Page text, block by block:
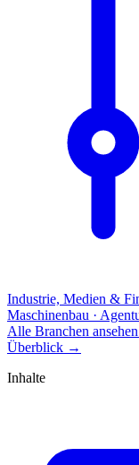
Industrie, Medien &
Maschinenbau ·
Alle Branchen ansehen
Überblick →
Inhalte